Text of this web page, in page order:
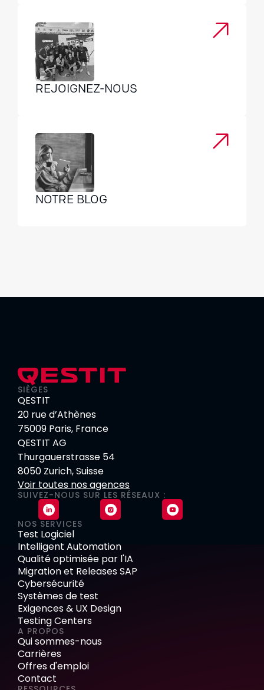
REJOIGNEZ-NOUS
NOTRE BLOG
SIÈGES
QESTIT
20 rue d’Athènes
75009 Paris, France
QESTIT AG
Thurgauerstrasse 54
8050 Zurich, Suisse
Voir toutes nos agences
SUIVEZ-NOUS SUR LES RÉSEAUX :
NOS SERVICES
Test Logiciel
Intelligent Automation
Qualité optimisée par l'IA
Migration et Releases SAP
Cybersécurité
Systèmes de test
Exigences & UX Design
Testing Centers
A PROPOS
Qui sommes-nous
Carrières
Offres d'emploi
Contact